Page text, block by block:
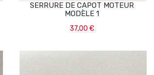
SERRURE DE CAPOT MOTEUR
MODÈLE 1
37,00 €
Ajouter Au Panier